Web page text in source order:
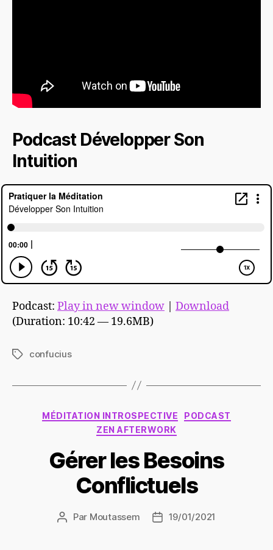
Podcast Développer Son
Intuition
Podcast: Play in new window
Download
(Duration: 10:42 — 19.6MB)
Étiquettes
confucius
Catégories
MÉDITATION INTROSPECTIVE
PODCAST
ZEN AFTERWORK
Gérer les Besoins
Conflictuels
Auteur
Par Moutassem
Date19/01/2021